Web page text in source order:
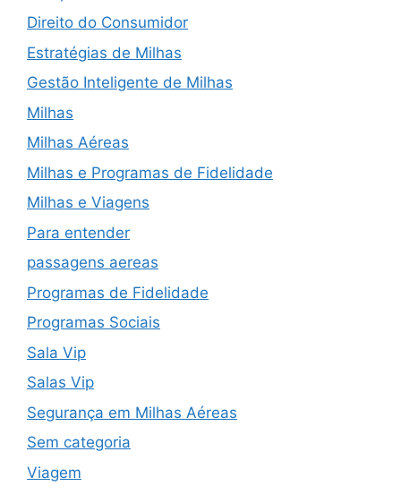
Direito do Consumidor
Estratégias de Milhas
Gestão Inteligente de Milhas
Milhas
Milhas Aéreas
Milhas e Programas de Fidelidade
Milhas e Viagens
Para entender
passagens aereas
Programas de Fidelidade
Programas Sociais
Sala Vip
Salas Vip
Segurança em Milhas Aéreas
Sem categoria
Viagem